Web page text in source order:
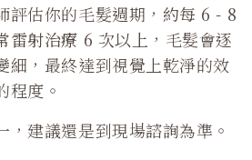
估你的毛髮週期， 約每 6 - 8
雷射治療 6 次以上 ，毛髮會逐
細，最終達到視覺上乾淨的效
程度。
，建議還是到現場諮詢為準。